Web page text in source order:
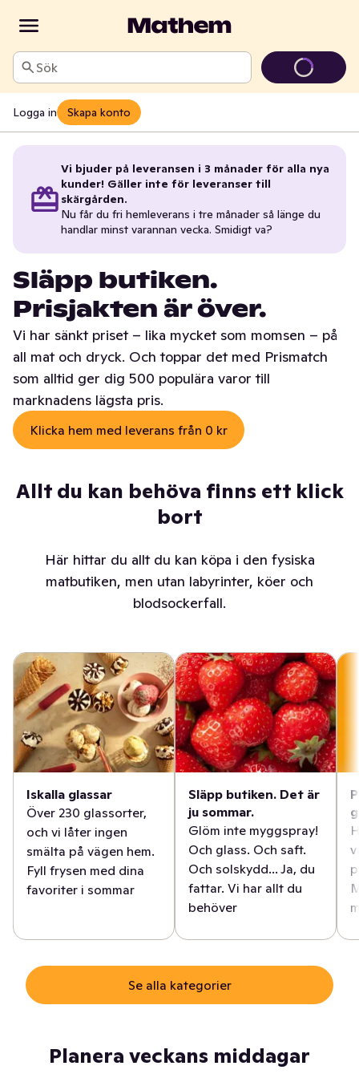
Sök
Logga in Skapa konto
Vi bjuder på leveransen i 3 månader för alla nya
kunder! Gäller inte för leveranser till
skärgården.
Nu får du fri hemleverans i tre månader så länge du
handlar minst varannan vecka. Smidigt va?
Släpp butiken.
Prisjakten är över.
Vi har sänkt priset – lika mycket som momsen – på
all mat och dryck. Och toppar det med Prismatch
som alltid ger dig 500 populära varor till
marknadens lägsta pris.
Klicka hem med leverans från 0 kr
Allt du kan behöva finns ett klick
bort
Här hittar du allt du kan köpa i den fysiska
matbutiken, men utan labyrinter, köer och
blodsockerfall.
Iskalla glassar
Över 230 glassorter,
och vi låter ingen
smälta på vägen hem.
Fyll frysen med dina
favoriter i sommar
Släpp butiken. Det är
ju sommar.
Glöm inte myggspray!
Och glass. Och saft.
Och solskydd... Ja, du
fattar. Vi har allt du
behöver
Se alla kategorier
Planera veckans middagar